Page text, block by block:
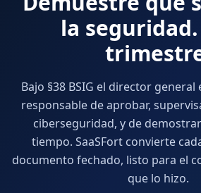
la seguridad.
Bajo §38 BSIG el director
responsable de aprobar,
ciberseguridad, y de
tiempo. SaaSFort convierte
documento fechado, listo para el
que lo hizo.